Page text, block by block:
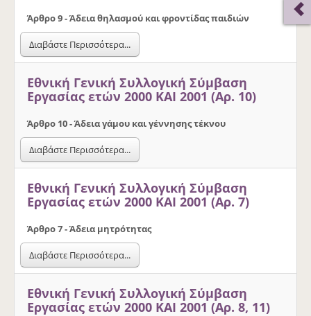
Άρθρο 9 - Άδεια θηλασµού και φροντίδας παιδιών
Διαβάστε Περισσότερα...
Εθνική Γενική Συλλογική Σύμβαση
Εργασίας ετών 2000 ΚΑΙ 2001 (Αρ. 10)
Άρθρο 10 - Άδεια γάµου και γέννησης τέκνου
Διαβάστε Περισσότερα...
Εθνική Γενική Συλλογική Σύμβαση
Εργασίας ετών 2000 ΚΑΙ 2001 (Αρ. 7)
Άρθρο 7 - Άδεια µητρότητας
Διαβάστε Περισσότερα...
Εθνική Γενική Συλλογική Σύμβαση
Εργασίας ετών 2000 ΚΑΙ 2001 (Αρ. 8, 11)